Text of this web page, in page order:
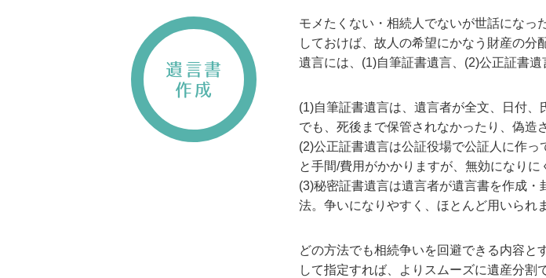
遺言書
作成
モメたくない・相続人でないが世話になっ
しておけば、故人の希望にかなう財産の分
遺言には、(1)自筆証書遺言、(2)公正証書
(1)自筆証書遺言は、遺言者が全文、日付、
でも、死後まで保管されなかったり、偽
(2)公正証書遺言は公証役場で公証人に作っ
と手間/費用がかかりますが、無効になり
(3)秘密証書遺言は遺言者が遺言書を作成
法。争いになりやすく、ほとんど用いられ
どの方法でも相続争いを回避できる内容と
して指定すれば、よりスムーズに遺産分割